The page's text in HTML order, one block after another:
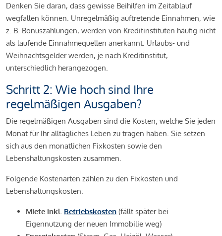
Denken Sie daran, dass gewisse Beihilfen im Zeitablauf
wegfallen können. Unregelmäßig auftretende Einnahmen, wie
z. B. Bonuszahlungen, werden von Kreditinstituten häufig nicht
als laufende Einnahmequellen anerkannt. Urlaubs- und
Weihnachtsgelder werden, je nach Kreditinstitut,
unterschiedlich herangezogen.
Schritt 2: Wie hoch sind Ihre
regelmäßigen Ausgaben?
Die regelmäßigen Ausgaben sind die Kosten, welche Sie jeden
Monat für Ihr alltägliches Leben zu tragen haben. Sie setzen
sich aus den monatlichen Fixkosten sowie den
Lebenshaltungskosten zusammen.
Folgende Kostenarten zählen zu den Fixkosten und
Lebenshaltungskosten:
Miete inkl. Betriebskosten (fällt später bei
Eigennutzung der neuen Immobilie weg)